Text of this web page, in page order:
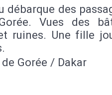
débarque des
Vues des
ruines. Une fille
Gorée / Dakar